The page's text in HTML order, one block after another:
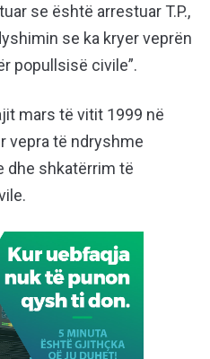
se është arrestuar T.P.,
se ka kryer veprën
popullsisë civile”.
mars të vitit 1999 në
vepra të ndryshme
dhe shkatërrim të